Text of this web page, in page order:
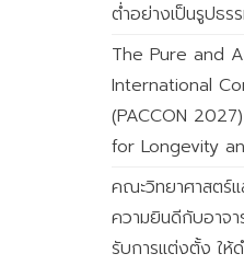
ต่ำอย่างเป็นรูปธร
The Pure and
International
(PACCON
for Longevity
คณะวิทยาศาสตร์แ
ความยินดีกับอาจ
รับการแต่งตั้ง ให้